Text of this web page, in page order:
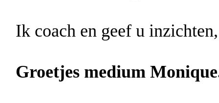
Ik coach en geef u
Groetjes medium